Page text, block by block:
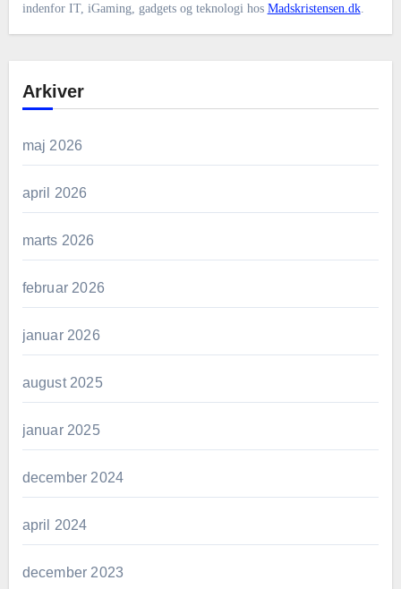
indenfor IT, iGaming, gadgets og teknologi hos Madskristensen.dk.
Arkiver
maj 2026
april 2026
marts 2026
februar 2026
januar 2026
august 2025
januar 2025
december 2024
april 2024
december 2023